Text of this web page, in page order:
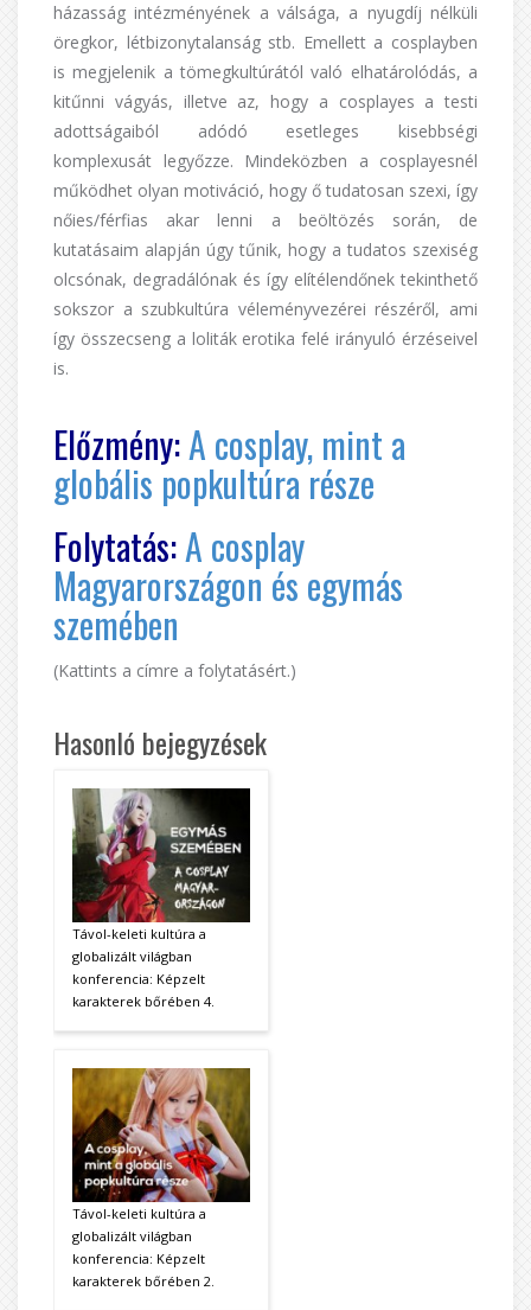
házasság intézményének a válsága, a nyugdíj nélküli
öregkor, létbizonytalanság stb. Emellett a cosplayben
is megjelenik a tömegkultúrától való elhatárolódás, a
kitűnni vágyás, illetve az, hogy a cosplayes a testi
adottságaiból adódó esetleges kisebbségi
komplexusát legyőzze. Mindeközben a cosplayesnél
működhet olyan motiváció, hogy ő tudatosan szexi, így
nőies/férfias akar lenni a beöltözés során, de
kutatásaim alapján úgy tűnik, hogy a tudatos szexiség
olcsónak, degradálónak és így elítélendőnek tekinthető
sokszor a szubkultúra véleményvezérei részéről, ami
így összecseng a loliták erotika felé irányuló érzéseivel
is.
Előzmény:A cosplay, mint a
globális popkultúra része
Folytatás:A cosplay
Magyarországon és egymás
szemében
(Kattints a címre a folytatásért.)
Hasonló bejegyzések
Távol-keleti kultúra a
globalizált világban
konferencia: Képzelt
karakterek bőrében 4.
Távol-keleti kultúra a
globalizált világban
konferencia: Képzelt
karakterek bőrében 2.